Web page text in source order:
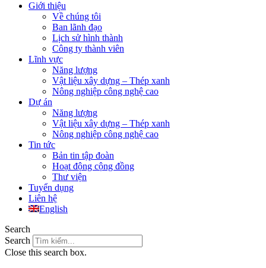
Giới thiệu
Về chúng tôi
Ban lãnh đạo
Lịch sử hình thành
Công ty thành viên
Lĩnh vực
Năng lượng
Vật liệu xây dựng – Thép xanh
Nông nghiệp công nghệ cao
Dự án
Năng lượng
Vật liệu xây dựng – Thép xanh
Nông nghiệp công nghệ cao
Tin tức
Bản tin tập đoàn
Hoạt động cộng đồng
Thư viện
Tuyển dụng
Liên hệ
English
Search
Search
Close this search box.